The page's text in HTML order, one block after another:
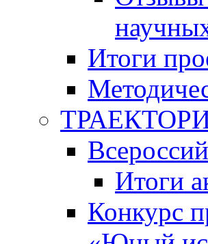
Итоги
Итоги
Конкурс